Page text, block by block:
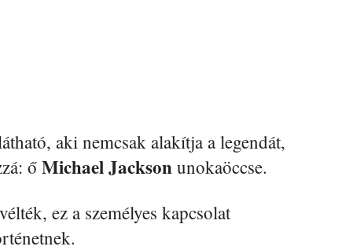
aki nemcsak alakítja a legendát,
ő Michael Jackson unokaöccse.
ez a személyes kapcsolat